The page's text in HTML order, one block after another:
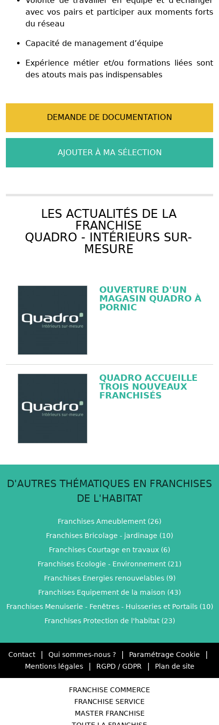
avec vos pairs et participer aux moments forts
du réseau
Capacité de management d’équipe
Expérience métier et/ou formations liées sont
des atouts mais pas indispensables
DEMANDE DE DOCUMENTATION
AJOUTER À MA SÉLECTION
LES ACTUALITÉS DE LA
FRANCHISE
QUADRO - INTÉRIEURS SUR-
MESURE
OUVERTURE D'UN
MAGASIN QUADRO À
PORNIC
QUADRO ACCUEILLE
TROIS NOUVEAUX
FRANCHISÉS
D'AUTRES THÉMATIQUES EN FRANCHISES
DE L'HABITAT
Franchises Ameublement (26)
Franchises Bricolage - jardinage (10)
Franchises Courtage en travaux (6)
Franchises Ecologie - Environnement (21)
Franchises Energies renouvelables (9)
Franchises Equipement de la maison (43)
Franchises Menuiserie - Fenêtres - Huisseries et Portails (10)
Franchises Protection de l'habitat (23)
Contact | Qui sommes-nous ? | Paramétrage Cookie |
Mentions légales | RGPD / GDPR | Plan de site
FRANCHISE COMMERCE
FRANCHISE SERVICE
MASTER FRANCHISE